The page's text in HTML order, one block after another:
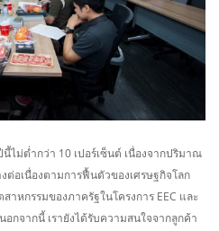
ไม่ต่ำกว่า 10 เปอร์เซ็นต์ เนื่องจากปริมาณ
ต่อเนื่องตามการฟื้นตัวของเศรษฐกิจโลก
หกรรมของภาครัฐในโครงการ EEC และ
กจากนี้ เรายังได้รับความสนใจจากลูกค้า